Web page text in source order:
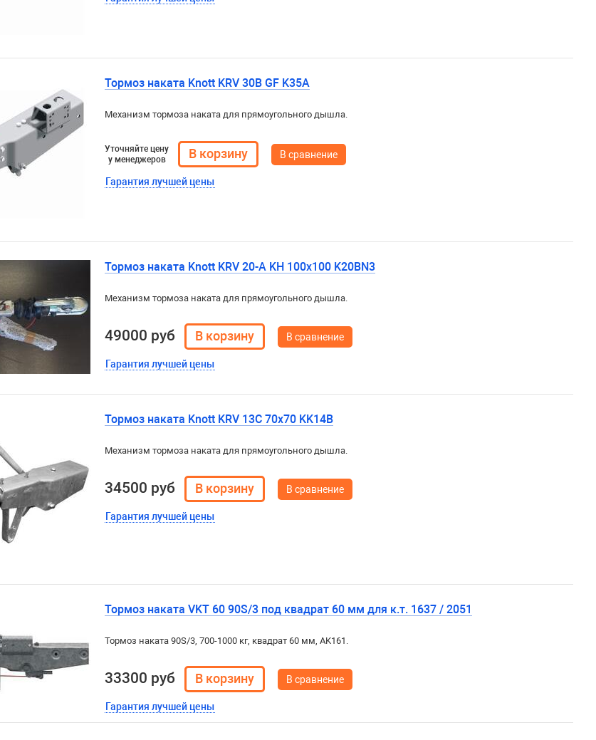
Тормоз наката Knott KRV 30B GF K35A
Механизм тормоза наката для прямоугольного дышла.
Уточняйте цену
у менеджеров
Гарантия лучшей цены
В сравнение
Тормоз наката Knott KRV 20-A KH 100x100 K20BN3
Механизм тормоза наката для прямоугольного дышла.
49000 руб
Гарантия лучшей цены
В сравнение
Тормоз наката Knott KRV 13С 70х70 KK14B
Механизм тормоза наката для прямоугольного дышла.
34500 руб
Гарантия лучшей цены
В сравнение
Тормоз наката VKT 60 90S/3 под квадрат 60 мм для к.т. 1637 / 2051
Тормоз наката 90S/3, 700-1000 кг, квадрат 60 мм, AK161.
33300 руб
Гарантия лучшей цены
В сравнение